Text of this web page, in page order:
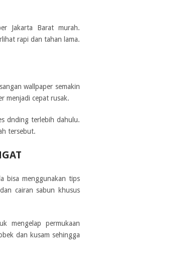
Jakarta Barat murah.
rapi dan tahan lama.
wallpaper semakin
menjadi cepat rusak.
dnding terlebih dahulu.
tersebut.
bisa menggunakan tips
cairan sabun khusus
mengelap permukaan
dan kusam sehingga